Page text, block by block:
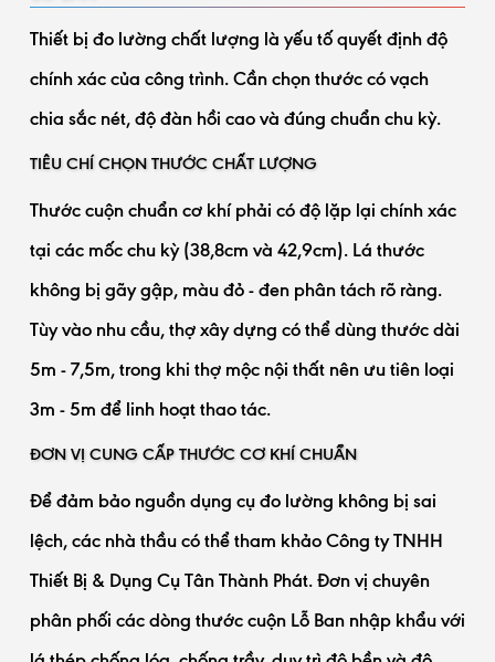
Thiết bị đo lường chất lượng là yếu tố quyết định độ
chính xác của công trình. Cần chọn thước có vạch
chia sắc nét, độ đàn hồi cao và đúng chuẩn chu kỳ.
TIÊU CHÍ CHỌN THƯỚC CHẤT LƯỢNG
Thước cuộn chuẩn cơ khí phải có độ lặp lại chính xác
tại các mốc chu kỳ (38,8cm và 42,9cm). Lá thước
không bị gãy gập, màu đỏ - đen phân tách rõ ràng.
Tùy vào nhu cầu, thợ xây dựng có thể dùng thước dài
5m - 7,5m, trong khi thợ mộc nội thất nên ưu tiên loại
3m - 5m để linh hoạt thao tác.
ĐƠN VỊ CUNG CẤP THƯỚC CƠ KHÍ CHUẨN
Để đảm bảo nguồn dụng cụ đo lường không bị sai
lệch, các nhà thầu có thể tham khảo Công ty TNHH
Thiết Bị & Dụng Cụ Tân Thành Phát. Đơn vị chuyên
phân phối các dòng thước cuộn Lỗ Ban nhập khẩu với